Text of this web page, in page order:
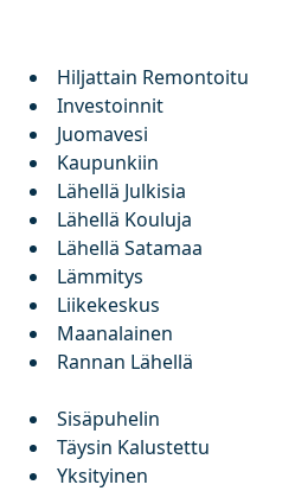
Hiljattain Remontoitu
Investoinnit
Juomavesi
Kaupunkiin
Lähellä Julkisia
Lähellä Kouluja
Lähellä Satamaa
Lämmitys
Liikekeskus
Maanalainen
Rannan Lähellä
Sisäpuhelin
Täysin Kalustettu
Yksityinen